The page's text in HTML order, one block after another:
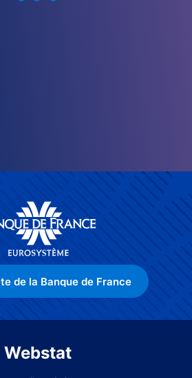
de la Banque de France
Webstat